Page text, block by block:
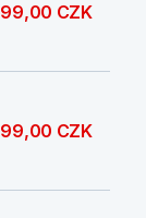
CZK
CZK